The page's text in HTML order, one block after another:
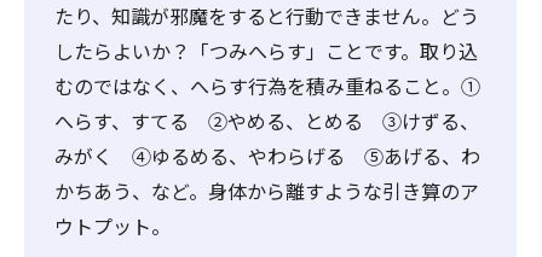
たり、知識が邪魔をすると行動できません。どう
したらよいか？「つみへらす」ことです。取り込
むのではなく、へらす行為を積み重ねること。①
へらす、すてる ②やめる、とめる ③けずる、
みがく ④ゆるめる、やわらげる ⑤あげる、わ
かちあう、など。身体から離すような引き算のア
ウトプット。